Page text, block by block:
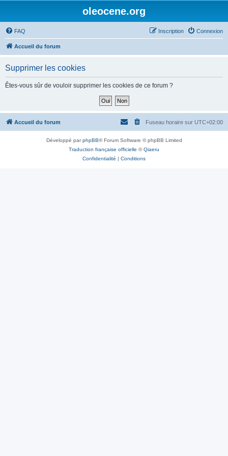
oleocene.org
FAQ Connexion
Inscription
Accueil du forum
Supprimer les cookies
Êtes-vous sûr de vouloir supprimer les cookies de ce forum ?
Accueil du forum Fuseau horaire sur UTC+02:00
Développé parphpBB® Forum Software © phpBB Limited
Traduction française officielle ©Qiaeru
Confidentialité | Conditions